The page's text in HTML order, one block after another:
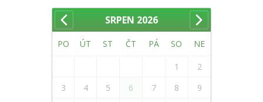
SRPEN 2026
PO ÚT ST ČT PÁ SO NE
1
2
3
4 5 6 7 8
9